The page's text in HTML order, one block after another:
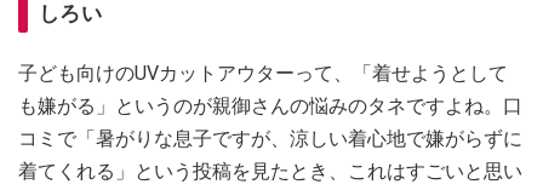
しろい
子ども向けのUVカットアウターって、「着せようとして
も嫌がる」というのが親御さんの悩みのタネですよね。口
コミで「暑がりな息子ですが、涼しい着心地で嫌がらずに
着てくれる」という投稿を見たとき、これはすごいと思い